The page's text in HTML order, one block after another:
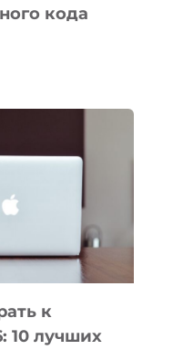
кода
к
10 лучших